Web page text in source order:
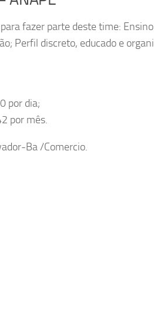
fazer parte deste time:
Perfil discreto, educado e
por dia;
por mês.
Ba /Comercio.